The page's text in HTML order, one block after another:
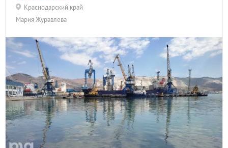
Краснодарский край
Мария Журавлева